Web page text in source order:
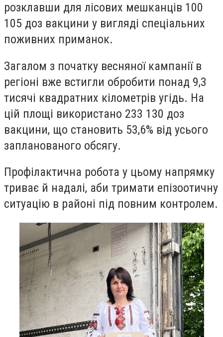
розклавши для лісових мешканців 100
105 доз вакцини у вигляді спеціальних
поживних приманок.
Загалом з початку весняної кампанії в
регіоні вже встигли обробити понад 9,3
тисячі квадратних кілометрів угідь. На
цій площі використано 233 130 доз
вакцини, що становить 53,6% від усього
запланованого обсягу.
Профілактична робота у цьому напрямку
триває й надалі, аби тримати епізоотичну
ситуацію в районі під повним контролем.